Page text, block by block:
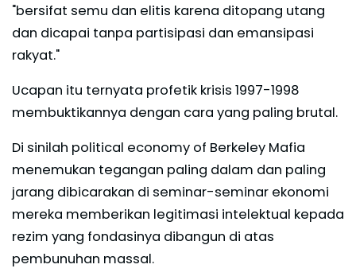
"bersifat semu dan elitis karena ditopang utang
dan dicapai tanpa partisipasi dan emansipasi
rakyat."
Ucapan itu ternyata profetik krisis 1997-1998
membuktikannya dengan cara yang paling brutal.
Di sinilah political economy of Berkeley Mafia
menemukan tegangan paling dalam dan paling
jarang dibicarakan di seminar-seminar ekonomi
mereka memberikan legitimasi intelektual kepada
rezim yang fondasinya dibangun di atas
pembunuhan massal.